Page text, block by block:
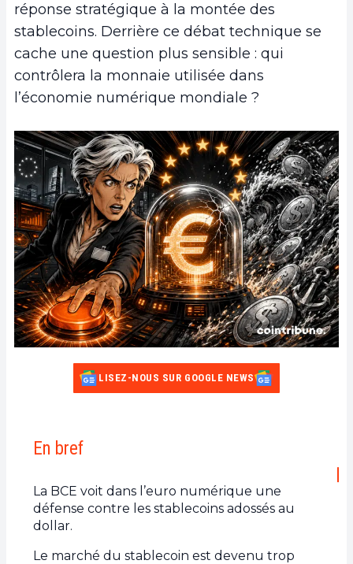
réponse stratégique à la montée des
stablecoins. Derrière ce débat technique se
cache une question plus sensible : qui
contrôlera la monnaie utilisée dans
l’économie numérique mondiale ?
LISEZ-NOUS SUR GOOGLE NEWS
En bref
La BCE voit dans l’euro numérique une
défense contre les stablecoins adossés au
dollar.
Le marché du stablecoin est devenu trop